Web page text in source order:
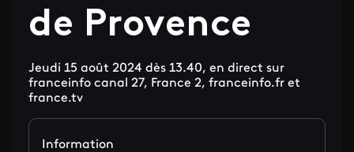
de Provence
Jeudi 15 août 2024 dès 13.40, en direct sur
franceinfo canal 27, France 2, franceinfo.fr et
france.tv
Information